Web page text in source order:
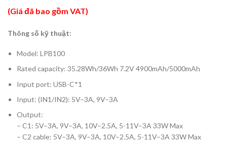
là:
690.000 ₫.
(Giá đã bao gồm VAT)
Thông số kỹ thuật:
Model: LPB100
Rated capacity: 35.28Wh/36Wh 7.2V 4900mAh/5000mAh
Input port: USB-C*1
Input: (IN1/IN2): 5V–3A, 9V–3A
Output:
– C1: 5V–3A, 9V–3A, 10V–2.5A, 5-11V–3A 33W Max
– C2 cable: 5V–3A, 9V–3A, 10V–2.5A, 5-11V–3A 33W Max